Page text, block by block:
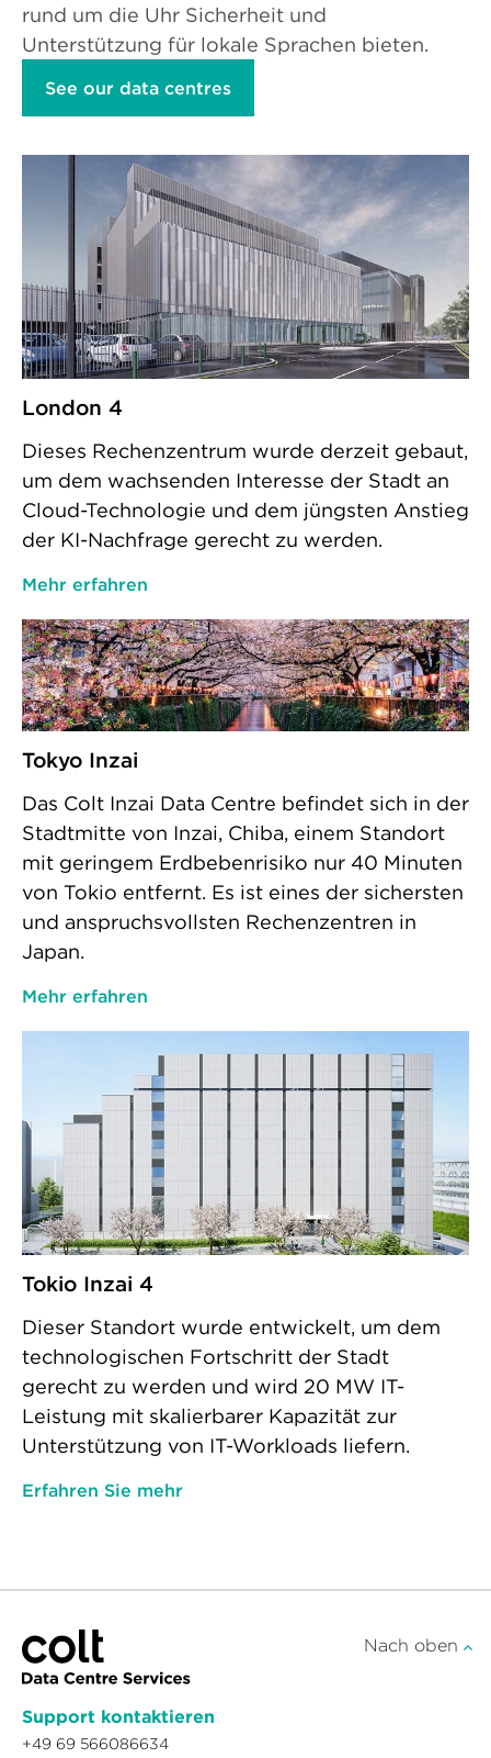
rund um die Uhr Sicherheit und
Unterstützung für lokale Sprachen bieten.
See our data centres
London 4
Dieses Rechenzentrum wurde derzeit gebaut,
um dem wachsenden Interesse der Stadt an
Cloud-Technologie und dem jüngsten Anstieg
der KI-Nachfrage gerecht zu werden.
Mehr erfahren
Tokyo Inzai
Das Colt Inzai Data Centre befindet sich in der
Stadtmitte von Inzai, Chiba, einem Standort
mit geringem Erdbebenrisiko nur 40 Minuten
von Tokio entfernt. Es ist eines der sichersten
und anspruchsvollsten Rechenzentren in
Japan.
Mehr erfahren
Tokio Inzai 4
Dieser Standort wurde entwickelt, um dem
technologischen Fortschritt der Stadt
gerecht zu werden und wird 20 MW IT-
Leistung mit skalierbarer Kapazität zur
Unterstützung von IT-Workloads liefern.
Erfahren Sie mehr
Support kontaktieren
+49 69 566086634
Nach oben